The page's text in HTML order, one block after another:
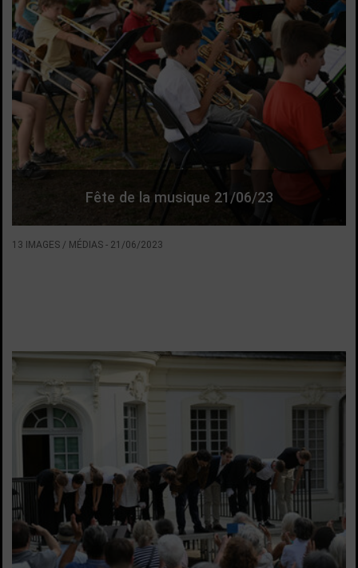
13 IMAGES / MÉDIAS - 21/06/2023
Fête de la musique 21/06/23